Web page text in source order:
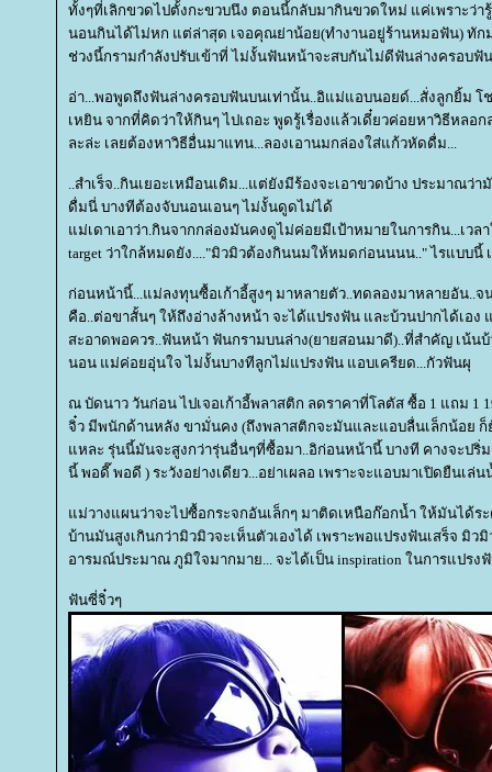
ทั้งๆที่เลิกขวดไปตั้งกะขวบนึง ตอนนี้กลับมากินขวดใหม่ แค่เพราะว่า
นอนกินได้ไม่หก แต่ล่าสุด เจอคุณย่าน้อย(ทำงานอยู่ร้านหมอฟัน) ทัก
ช่วงนี้กรามกำลังปรับเข้าที่ ไม่งั้นฟันหน้าจะสบกันไม่ดีฟันล่างครอบฟั
อ่า...พอพูดถึงฟันล่างครอบฟันบนเท่านั้น..อิแม่แอบนอยด์...สั่งลูกยิ้ม โ
เหยิน จากที่คิดว่าให้กินๆ ไปเถอะ พูดรู้เรื่องแล้วเดี๋ยวค่อยหาวิธีหลอ
ละล่ะ เลยต้องหาวิธีอื่นมาแทน...ลองเอานมกล่องใส่แก้วหัดดื่ม...
..สำเร็จ..กินเยอะเหมือนเดิม...แต่ยังมีร้องจะเอาขวดบ้าง ประมาณว่
ดื่มนี่ บางทีต้องจับนอนเอนๆ ไม่งั้นดูดไม่ได้
ม่เดาเอาว่า.กินจากกล่องมันคงดูไม่ค่อยมีเป้าหมายในการกิน...เวล
target ว่าใกล้หมดยัง...."มิวมิวต้องกินนมให้หมดก่อนนนน.." ไรแบบนี้
ก่อนหน้านี้...แม่ลงทุนซื้อเก้าอี้สูงๆ มาหลายตัว..ทดลองมาหลายอัน..จ
คือ..ต่อขาสั้นๆ ให้ถึงอ่างล้างหน้า จะได้แปรงฟัน และบ้วนปากได้เอง
สะอาดพอควร..ฟันหน้า ฟันกรามบนล่าง(ยายสอนมาดี)..ที่สำคัญ เน้น
นอน แม่ค่อยอุ่นใจ ไม่งั้นบางทีลูกไม่แปรงฟัน แอบเครียด...กัวฟันผุ
ณ บัดนาว วันก่อน ไปเจอเก้าอี้พลาสติก ลดราคาที่โลตัส ซื้อ 1 แถม 1
จิ๋ว มีพนักด้านหลัง ขามั่นคง (ถึงพลาสติกจะมันและแอบลื่นเล็กน้อย ก็
หละ รุ่นนี้มันจะสูงกว่ารุ่นอื่นๆที่ซื้อมา..อิก่อนหน้านี้ บางที คางจะปริ่ม
นี้ พอดี๊ พอดี ) ระวังอย่างเดียว...อย่าเผลอ เพราะจะแอบมาเปิดยืนเล่
ม่วางแผนว่าจะไปซื้อกระจกอันเล็กๆ มาติดเหนือก๊อกน้ำ ให้มันได้ระ
บ้านมันสูงเกินกว่ามิวมิวจะเห็นตัวเองได้ เพราะพอแปรงฟันเสร็จ มิวมิ
อารมณ์ประมาณ ภูมิใจมากมาย... จะได้เป็น inspiration ในการแปรง
ฟันซี่จิ๋วๆ